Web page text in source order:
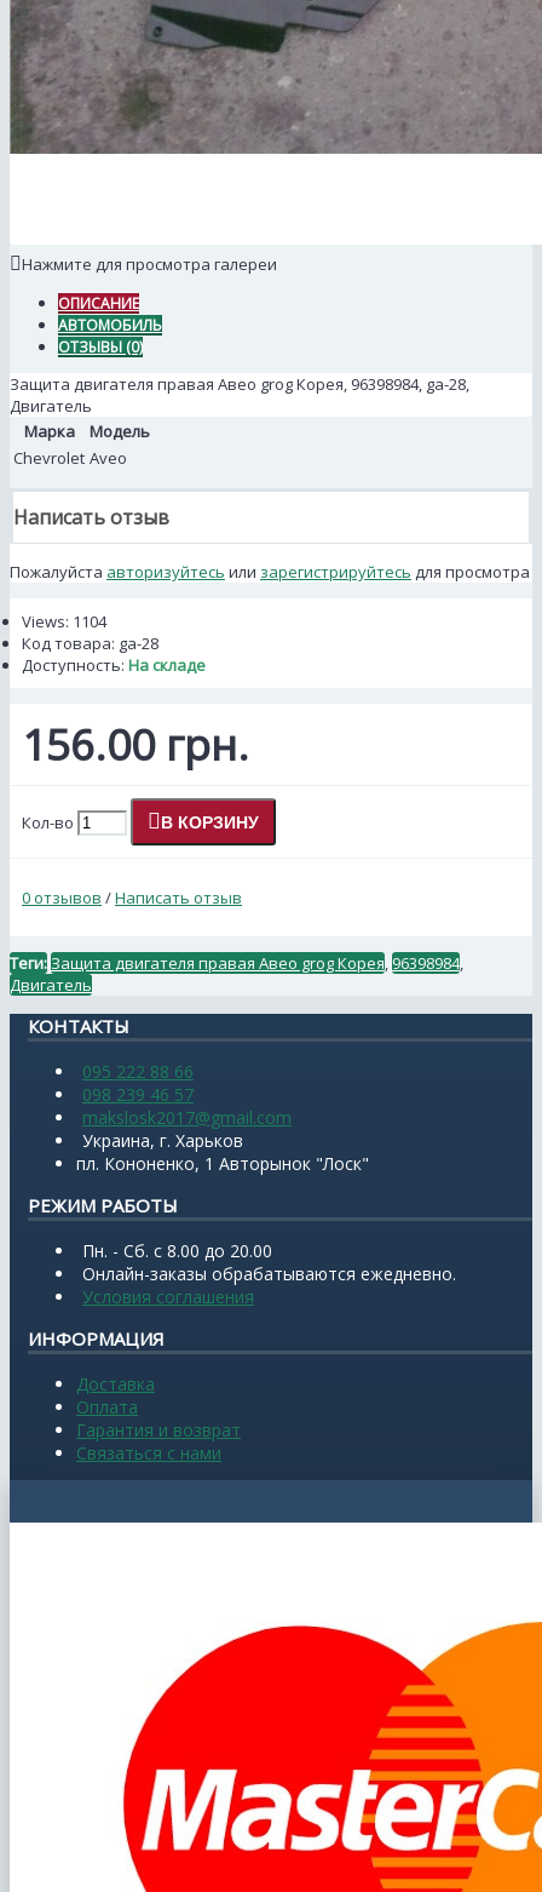
Нажмите для просмотра галереи
ОПИСАНИЕ
АВТОМОБИЛЬ
ОТЗЫВЫ (0)
Защита двигателя правая Aвео grog Корея, 96398984, ga-28,
Двигатель
Марка
Модель
Chevrolet Aveo
Написать отзыв
Пожалуйста авторизуйтесь или зарегистрируйтесь для просмотра
Views: 1104
Код товара: ga-28
Доступность: На складе
156.00 грн.
Кол-во В КОРЗИНУ
0 отзывов /Написать отзыв
Теги: Защита двигателя правая Aвео grog Корея 96398984
Двигатель
КОНТАКТЫ
095 222 88 66
098 239 46 57
makslosk2017@gmail.com
Украина, г. Харьков
пл. Кононенко, 1 Авторынок "Лоск"
РЕЖИМ РАБОТЫ
Пн. - Сб. с 8.00 до 20.00
Онлайн-заказы обрабатываются ежедневно.
Условия соглашения
ИНФОРМАЦИЯ
Доставка
Оплата
Гарантия и возврат
Связаться с нами